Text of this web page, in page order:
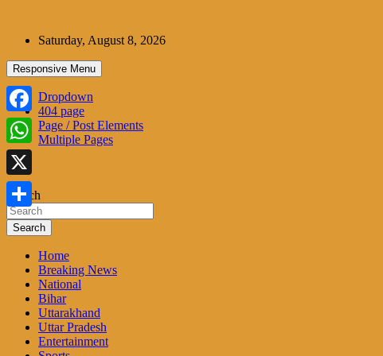
contentSaturday, August 8, 2026
Responsive Menu
Dropdown
404 page
Page / Post Elements
Multiple Pages
Search
Search
Home
Breaking News
National
Bihar
Uttarakhand
Uttar Pradesh
Entertainment
Facebook
WhatsApp
X
Share